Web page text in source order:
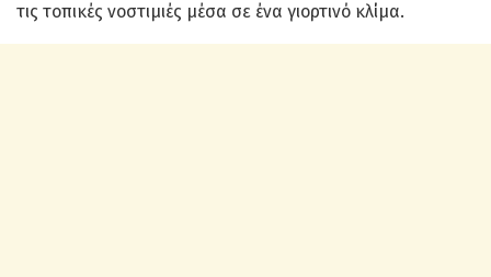
τις τοπικές νοστιμιές μέσα σε ένα γιορτινό κλίμα.